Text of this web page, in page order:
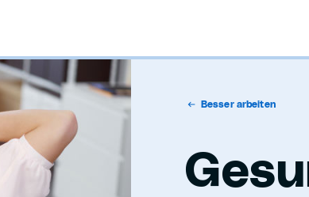
Besser arbeiten